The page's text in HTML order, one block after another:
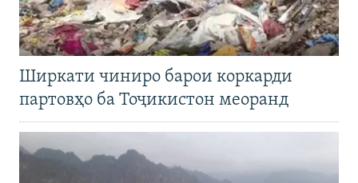
Ширкати чиниро барои коркарди
партовҳо ба Тоҷикистон меоранд